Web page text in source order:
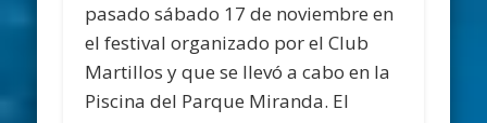
pasado sábado 17 de noviembre en
el festival organizado por el Club
Martillos y que se llevó a cabo en la
Piscina del Parque Miranda. El